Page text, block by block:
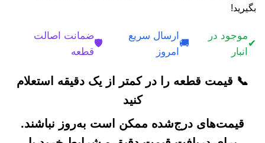
بگیرید!
✔
موجود در
انبار
🚚
ارسال سریع
امروز
🛡️
ضمانت اصالت
قطعه
📞 قیمت قطعه را در کمتر از یک دقیقه استعلام
کنید
قیمت‌های درج‌شده ممکن است به‌روز نباشند.